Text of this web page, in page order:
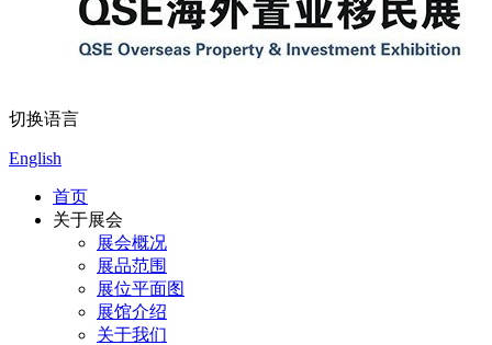
切换语言
English
首页
关于展会
展会概况
展品范围
展位平面图
展馆介绍
关于我们